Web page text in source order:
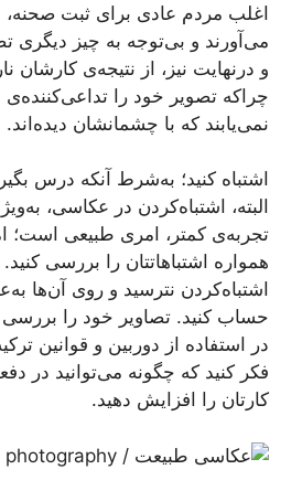
اغلب مردم عادی برای ثبت صحنه،
می‌آورند و بی‌توجه به چیز دیگری
و درنهایت نیز، از نتیجه‌ی کارشان
چراکه تصویر خود را
نمی‌یابند که با چشمانشان دیده‌اند.
اشتباه کنید؛ به‌شرط آنکه درس
البته، اشتباه‌کردن در عکاسی،
تجربه‌ی کمتر، امری طبیعی است؛
همواره اشتباهاتتان را بررسی کنید.
اشتباه‌کردن نترسید و روی آن‌ها
حساب کنید. تصاویر خود را بررسی
در استفاده از دوربین و قوانین
فکر کنید که چگونه می‌توانید در
کارتان را افزایش دهید.